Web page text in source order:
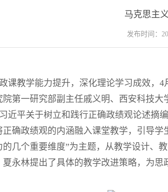
马克思主
发布时间：
课教学能力提升，深化理论学习成效，
第一研究部副主任戚义明、西安科技
近平关于树立和践行正确政绩观论述摘
正确政绩观的内涵融入课堂教学，引导
几个重要维度”为主题，从教学设计、
永林提出了具体的教学改进策略，为